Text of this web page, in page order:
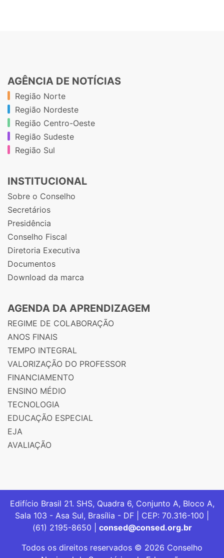
AGÊNCIA DE NOTÍCIAS
Região Norte
Região Nordeste
Região Centro-Oeste
Região Sudeste
Região Sul
INSTITUCIONAL
Sobre o Conselho
Secretários
Presidência
Conselho Fiscal
Diretoria Executiva
Documentos
Download da marca
AGENDA DA APRENDIZAGEM
REGIME DE COLABORAÇÃO
ANOS FINAIS
TEMPO INTEGRAL
VALORIZAÇÃO DO PROFESSOR
FINANCIAMENTO
ENSINO MÉDIO
TECNOLOGIA
EDUCAÇÃO ESPECIAL
EJA
AVALIAÇÃO
Edifício Brasil 21. SHS, Quadra 6, Conjunto A, Bloco A,
Sala 103 - Asa Sul, Brasília - DF | CEP: 70.316-100 |
(61) 2195-8650 | consed@consed.org.br
Todos os direitos reservados © 2026 Conselho